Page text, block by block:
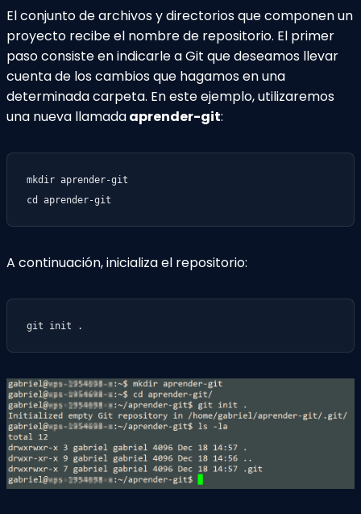
El conjunto de archivos y directorios que componen un
proyecto recibe el nombre de repositorio. El primer
paso consiste en indicarle a Git que deseamos llevar
cuenta de los cambios que hagamos en una
determinada carpeta. En este ejemplo, utilizaremos
una nueva llamadaaprender-git:
mkdir aprender-git
cd aprender-git
A continuación, inicializa el repositorio:
git init .